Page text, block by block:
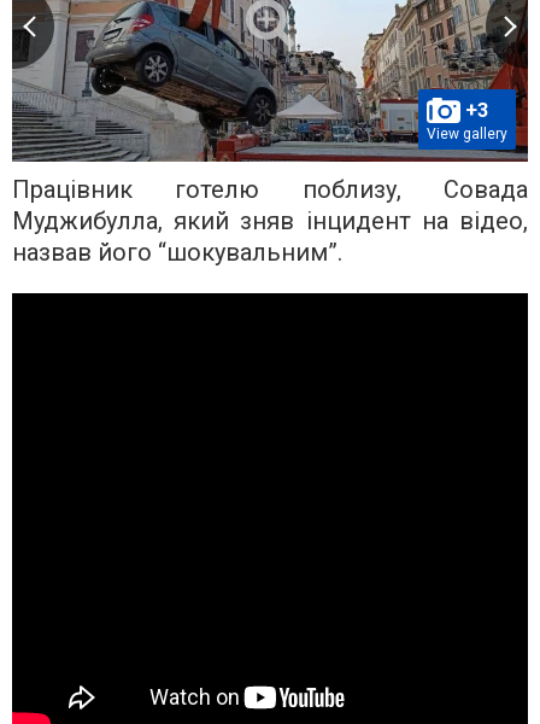
+3
View gallery
Працівник готелю поблизу, Совада
Муджибулла, який зняв інцидент на відео,
назвав його “шокувальним”.